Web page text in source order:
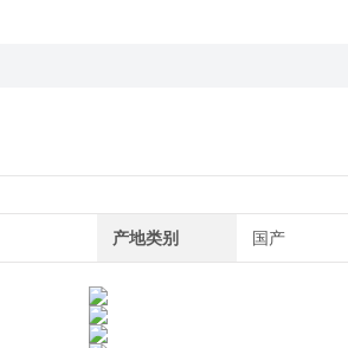
产地类别 国产